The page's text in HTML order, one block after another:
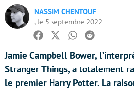
NASSIM CHENTOUF
, le 5 septembre 2022
Facebook
TwitterWhatsapp
Reddit
Jamie Campbell Bower,
Stranger Things, a totalement
le premier Harry Potter. La